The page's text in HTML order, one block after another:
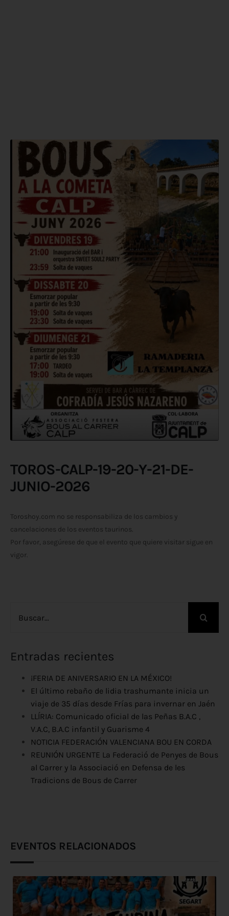
TOROS-CALP-19-20-Y-21-DE-
JUNIO-2026
Toroshoy.com no se responsabiliza de los cambios y
cancelaciones de los eventos taurinos.
Por favor, asegúrese de que el evento que quiere visitar sigue en
vigor.
Entradas recientes
¡FERIA DE ANIVERSARIO EN LA MÉXICO!
El último rebaño de lidia trashumante inicia un
viaje de 35 días desde Frías para invernar en Jaén
LLÍRIA: Comunicado oficial de las Peñas B.A.C ,
V.A.C, B.A.C infantil y Guarisme 4
NOTICIA FEDERACIÓN VALENCIANA BOU EN CORDA
REUNIÓN URGENTE La Federació de Penyes de Bous
al Carrer y la Associació en Defensa de les
Tradicions de Bous de Carrer
EVENTOS RELACIONADOS